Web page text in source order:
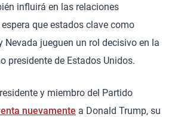
influirá en las relaciones
que estados clave como
Nevada jueguen un rol decisivo en la
presidente de Estados Unidos.
y miembro del Partido
nuevamente a Donald Trump, su